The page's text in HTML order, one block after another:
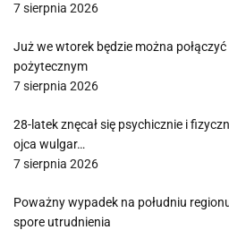
7 sierpnia 2026
Już we wtorek będzie można
pożytecznym
7 sierpnia 2026
28-latek znęcał się psychicznie i
ojca wulgar…
7 sierpnia 2026
Poważny wypadek na południu
spore utrudnienia